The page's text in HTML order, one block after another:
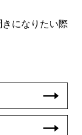
になりたい際